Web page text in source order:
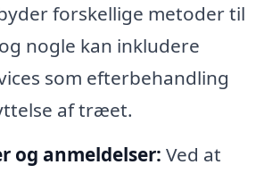
forskellige metoder til
nogle kan inkludere
som efterbehandling
af træet.
og anmeldelser: Ved at